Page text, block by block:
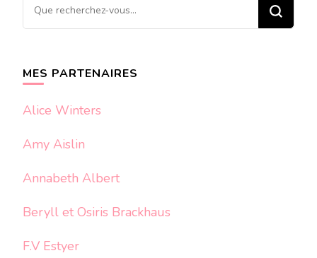
Vous
recherchiez
MES PARTENAIRES
Alice Winters
Amy Aislin
Annabeth Albert
Beryll et Osiris Brackhaus
F.V Estyer